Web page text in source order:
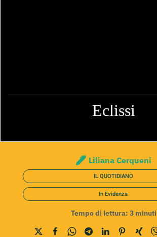
Eclissi
Liliana Cerqueni
IL QUOTIDIANO
In Evidenza
Tempo di lettura: 3 minuti